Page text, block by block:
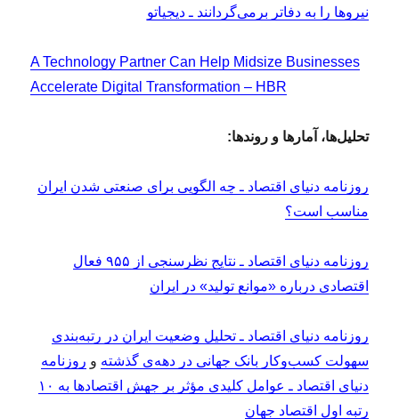
نیروها را به دفاتر برمی‌گردانند ـ دیجیاتو
A Technology Partner Can Help Midsize Businesses
Accelerate Digital Transformation – HBR
تحلیل‌ها، آمارها و روندها:
روزنامه دنیای اقتصاد ـ چه الگویی برای صنعتی شدن ایران
مناسب است؟
روزنامه دنیای اقتصاد ـ نتایج نظرسنجی از ۹۵۵ فعال
اقتصادی درباره «موانع تولید» در ایران
روزنامه دنیای اقتصاد ـ تحلیل وضعیت ایران در رتبه‌بندی
سهولت کسب‌وکار بانک جهانی در دهه‌ی گذشته و روزنامه
دنیای اقتصاد ـ عوامل کلیدی مؤثر بر جهش اقتصادها به ۱۰
رتبه اول اقتصاد جهان